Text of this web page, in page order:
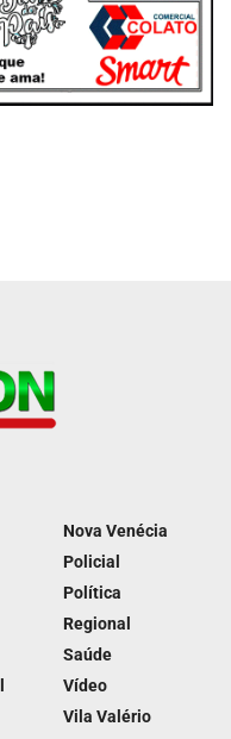
Nova Venécia
Policial
Política
Regional
Saúde
Vídeo
Vila Valério